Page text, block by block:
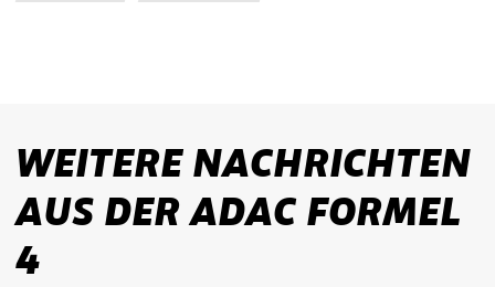
WEITERE NACHRICHTEN
AUS DER ADAC FORMEL
4